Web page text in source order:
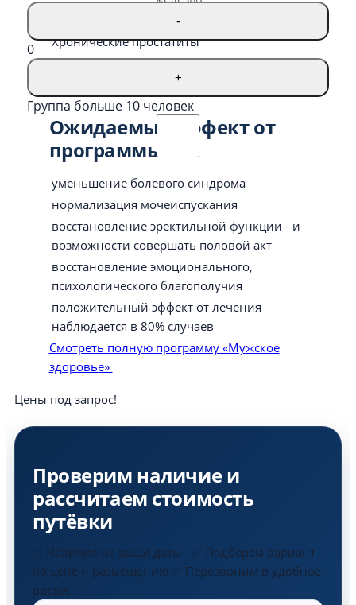
-
0
+
Группа больше 10 человек
Хронические простатиты
Хронические циститы
Рекомендуемый курс лечения:
Ожидаемый эффект от
программы
уменьшение болевого синдрома
нормализация мочеиспускания
восстановление эректильной функции - и
возможности совершать половой акт
восстановление эмоционального,
психологического благополучия
положительный эффект от лечения
наблюдается в 80% случаев
Смотреть полную программу «Мужское
здоровье»
Цены под запрос!
Проверим наличие и
рассчитаем стоимость
путёвки
✅ Наличие на ваши даты ✅ Подберём вариант
по цене и размещению ✅ Перезвоним в удобное
время.